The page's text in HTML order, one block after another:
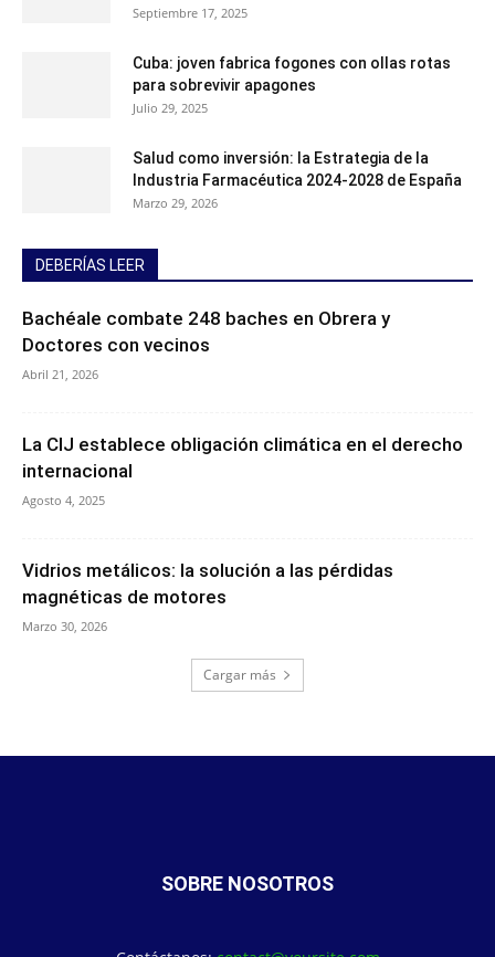
Septiembre 17, 2025
Cuba: joven fabrica fogones con ollas rotas
para sobrevivir apagones
Julio 29, 2025
Salud como inversión: la Estrategia de la
Industria Farmacéutica 2024-2028 de España
Marzo 29, 2026
DEBERÍAS LEER
Bachéale combate 248 baches en Obrera y
Doctores con vecinos
Abril 21, 2026
La CIJ establece obligación climática en el derecho
internacional
Agosto 4, 2025
Vidrios metálicos: la solución a las pérdidas
magnéticas de motores
Marzo 30, 2026
Cargar más
SOBRE NOSOTROS